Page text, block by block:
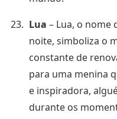
Lua – Lua, o nome
noite, simboliza o
constante de
para uma menina
e inspiradora,
durante os